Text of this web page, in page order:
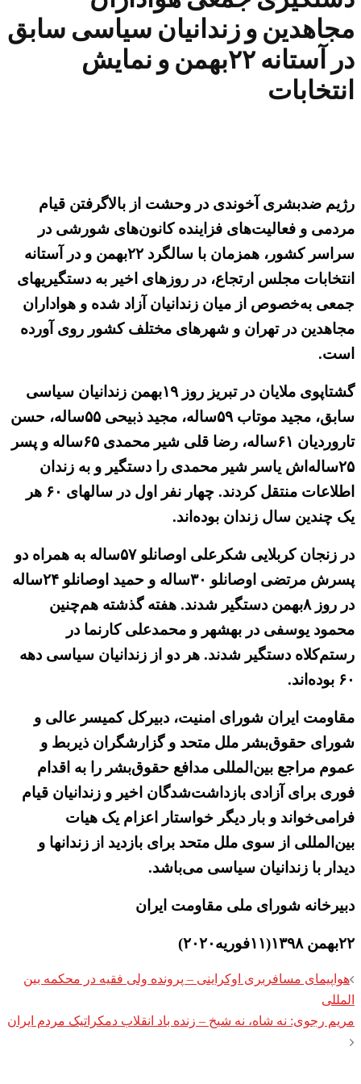
مجاهدین و زندانیان سیاسی سابق
در آستانه ۲۲بهمن و نمایش
انتخابات
رژیم ضدبشری آخوندی در وحشت از بالا‌گرفتن قیام
مردمی و فعالیت‌های فزاینده کانون‌های شورشی در
سراسر کشور، همزمان با سالگرد ۲۲بهمن و در آستانه
انتخابات مجلس ارتجاع، در روزهای اخیر به دستگیریهای
جمعی به‌خصوص از میان زندانیان آزاد شده و هواداران
مجاهدین در تهران و شهرهای مختلف کشور روی آورده
است.
گشتاپوی ملایان در تبریز روز ۱۹بهمن زندانیان سیاسی
سابق، مجید موتاب ۵۹ساله، مجید ذبیحی ۵۵ساله، حسن
تاروردیان ۶۱ساله، رضا قلی شیر محمدی ۶۵ساله و پسر
۲۵ساله‌اش یاسر شیر محمدی را دستگیر و به زندان
اطلاعات منتقل کردند. چهار نفر اول در سالهای ۶۰ هر
یک چندین سال زندان بوده‌اند.
در زنجان کربلایی شکرعلی اوصانلو ۵۷ساله به همراه دو
پسرش مرتضی اوصانلو ۳۰ساله و حمید اوصانلو ۲۴ساله
در روز ۸بهمن دستگیر شدند. هفته گذشته هم‌چنین
محمود یوسفی در بهشهر و محمدعلی کارنما در
رستم‌کلاه دستگیر شدند. هر دو از زندانیان سیاسی دهه
۶۰ بوده‌اند.
مقاومت ایران شورای امنیت، دبیرکل کمیسر عالی و
شورای حقوق‌بشر ملل ‌متحد و گزارشگران ذیربط و
عموم مراجع بین‌المللی مدافع حقوق‌بشر را به اقدام
فوری برای آزادی بازداشت‌شدگان اخیر و زندانیان قیام
فرامی‌خواند و بار دیگر خواستار اعزام یک هیات
بین‌المللی از سوی ملل ‌متحد برای بازدید از زندانها و
دیدار با زندانیان سیاسی می‌باشد.
دبیرخانه شورای ملی مقاومت ایران
۲۲بهمن ۱۳۹۸(۱۱فوریه۲۰۲۰)
Post
navigation
هواپیمای مسافربری اوکراینی – پرونده ولی فقیه در محکمه بین
المللی
مریم رجوی: نه شاه، نه شیخ – زنده باد انقلاب دمکراتیک مردم ایران